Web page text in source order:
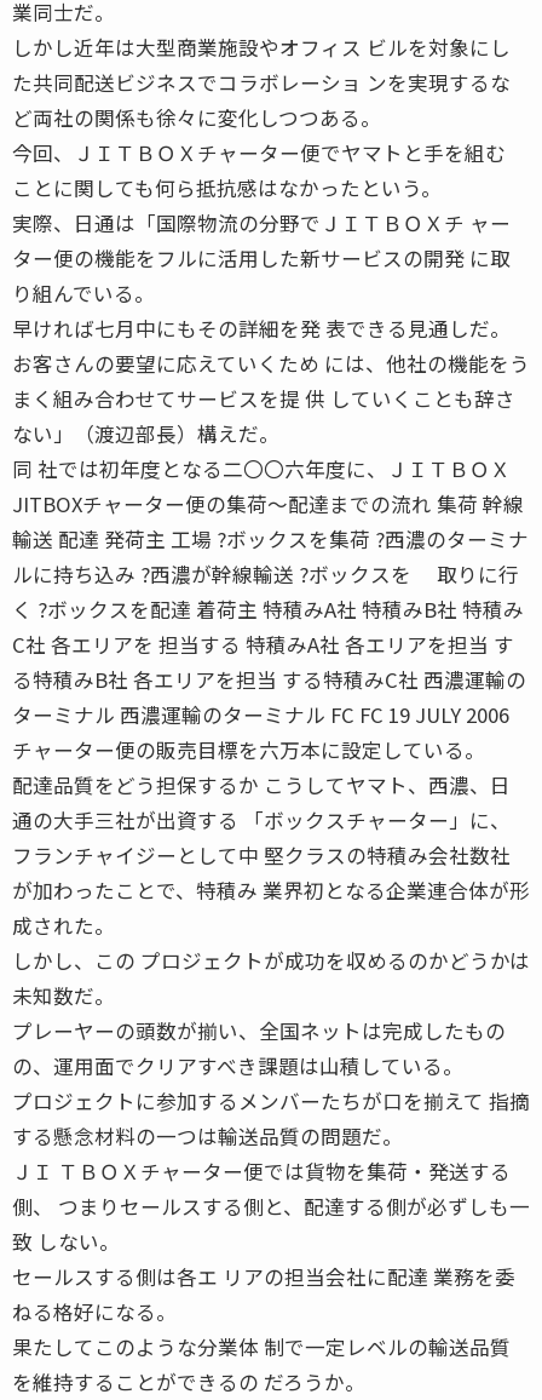
業同士だ。
しかし近年は大型商業施設やオフィス ビルを対象にし
た共同配送ビジネスでコラボレーショ ンを実現するな
ど両社の関係も徐々に変化しつつある。
今回、ＪＩＴＢＯＸチャーター便でヤマトと手を組む
ことに関しても何ら抵抗感はなかったという。
実際、日通は「国際物流の分野でＪＩＴＢＯＸチ ャー
ター便の機能をフルに活用した新サービスの開発 に取
り組んでいる。
早ければ七月中にもその詳細を発 表できる見通しだ。
お客さんの要望に応えていくため には、他社の機能をう
まく組み合わせてサービスを提 供 していくことも辞さ
ない」（渡辺部長）構えだ。
同 社では初年度となる二〇〇六年度に、ＪＩＴＢＯＸ
JITBOXチャーター便の集荷〜配達までの流れ 集荷 幹線
輸送 配達 発荷主 工場 ?ボックスを集荷 ?西濃のターミナ
ルに持ち込み ?西濃が幹線輸送 ?ボックスを 取りに行
く ?ボックスを配達 着荷主 特積みA社 特積みB社 特積み
C社 各エリアを 担当する 特積みA社 各エリアを担当 す
る特積みB社 各エリアを担当 する特積みC社 西濃運輸の
ターミナル 西濃運輸のターミナル FC FC 19 JULY 2006
チャーター便の販売目標を六万本に設定している。
配達品質をどう担保するか こうしてヤマト、西濃、日
通の大手三社が出資する 「ボックスチャーター」に、
フランチャイジーとして中 堅クラスの特積み会社数社
が加わったことで、特積み 業界初となる企業連合体が形
成された。
しかし、この プロジェクトが成功を収めるのかどうかは
未知数だ。
プレーヤーの頭数が揃い、全国ネットは完成したもの
の、運用面でクリアすべき課題は山積している。
プロジェクトに参加するメンバーたちが口を揃えて 指摘
する懸念材料の一つは輸送品質の問題だ。
ＪＩ ＴＢＯＸチャーター便では貨物を集荷・発送する
側、 つまりセールスする側と、配達する側が必ずしも一
致 しない。
セールスする側は各エ リアの担当会社に配達 業務を委
ねる格好になる。
果たしてこのような分業体 制で一定レベルの輸送品質
を維持することができるの だろうか。